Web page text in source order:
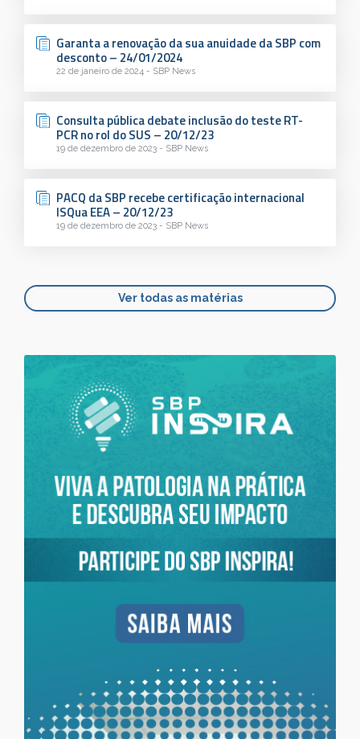
Garanta a renovação da sua anuidade da SBP com
desconto – 24/01/2024
22 de janeiro de 2024 - SBP News
Consulta pública debate inclusão do teste RT-
PCR no rol do SUS – 20/12/23
19 de dezembro de 2023 - SBP News
PACQ da SBP recebe certificação internacional
ISQua EEA – 20/12/23
19 de dezembro de 2023 - SBP News
Ver todas as matérias